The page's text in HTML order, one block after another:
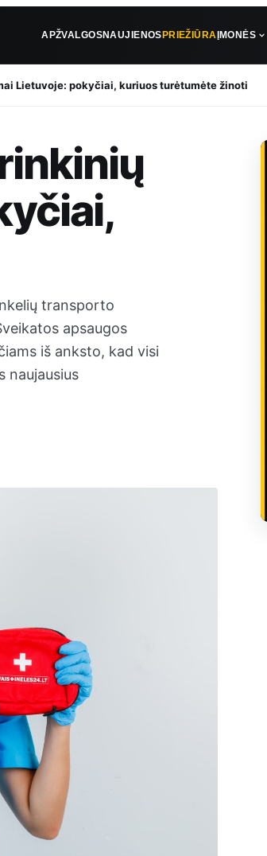
APŽVALGOSNAUJIENOSPRIEŽIŪRA ĮMONĖS
Lietuvoje: pokyčiai, kuriuos turėtumėte žinoti
transporto
apsaugos
iš anksto, kad visi
naujausius